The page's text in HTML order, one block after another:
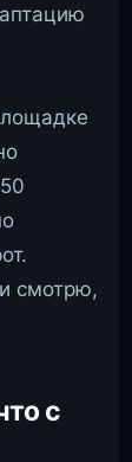
смотрю,
с